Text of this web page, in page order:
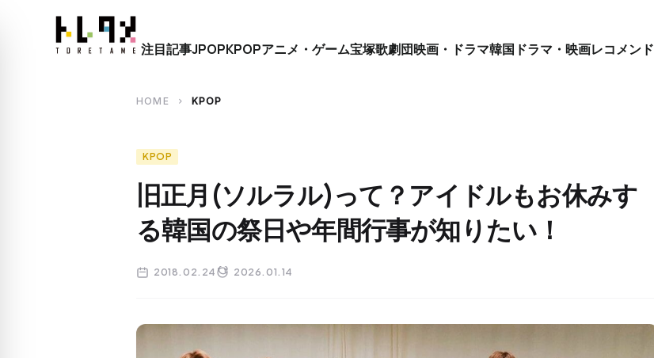
close
注目記事JPOPKPOPアニメ・ゲーム宝塚歌劇団映画・ドラマ韓国ドラマ・映画レコメンド
HOME chevron_right KPOP
KPOP
旧正月(ソルラル)って？アイドルもお休みす
る韓国の祭日や年間行事が知りたい！
2018.02.24 2026.01.14